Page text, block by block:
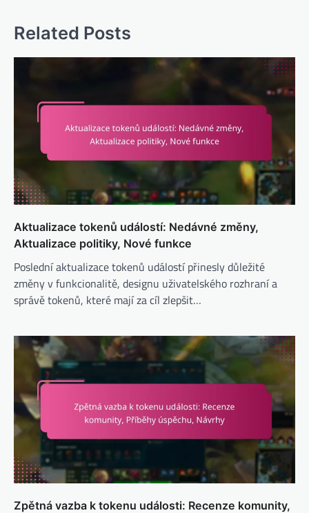
Related Posts
Aktualizace tokenů událostí: Nedávné změny,
Aktualizace politiky, Nové funkce
Poslední aktualizace tokenů událostí přinesly důležité
změny v funkcionalitě, designu uživatelského rozhraní a
správě tokenů, které mají za cíl zlepšit…
Zpětná vazba k tokenu události: Recenze komunity,